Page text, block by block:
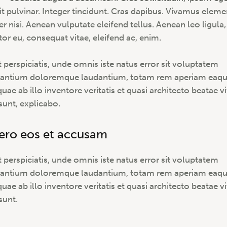
pulvinar. Integer tincidunt. Cras dapibus. Vivamus
nisi. Aenean vulputate eleifend tellus. Aenean leo ligula,
eu, consequat vitae, eleifend ac, enim.
perspiciatis, unde omnis iste natus error sit voluptatem
doloremque laudantium, totam rem aperiam
ab illo inventore veritatis et quasi architecto beatae
explicabo.
eos et accusam
perspiciatis, unde omnis iste natus error sit voluptatem
doloremque laudantium, totam rem aperiam
ab illo inventore veritatis et quasi architecto beatae